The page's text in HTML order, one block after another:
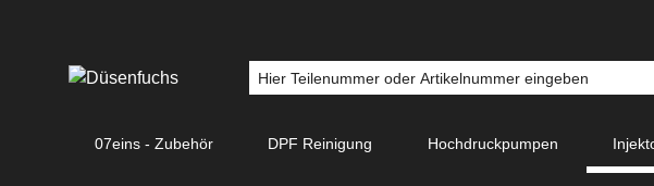
07eins - Zubehör DPF Reinigung Hochdruckpumpen